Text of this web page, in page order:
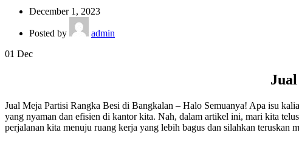
December 1, 2023
Posted by
admin
01 Dec
Jual Meja Partisi Rangka Besi di Bangkalan – Halo Semuanya! Apa isu
yang nyaman dan efisien di kantor kita. Nah, dalam artikel ini, mari kita
perjalanan kita menuju ruang kerja yang lebih bagus dan silahkan teruskan